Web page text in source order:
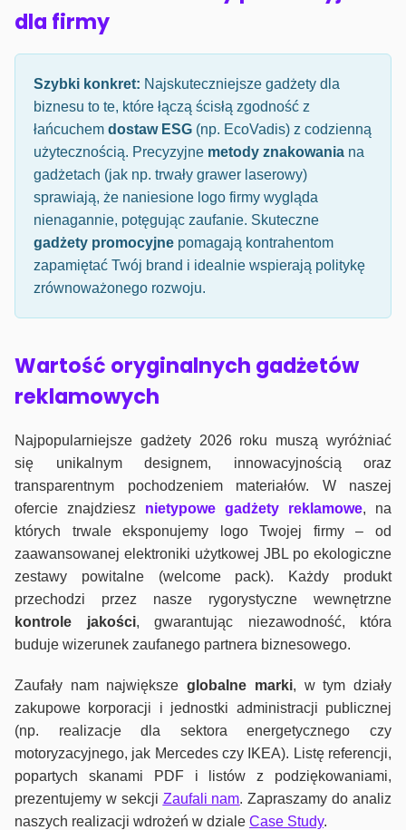
dla firmy
Szybki konkret: Najskuteczniejsze gadżety dla
biznesu to te, które łączą ścisłą zgodność z
łańcuchem dostaw ESG (np. EcoVadis) z codzienną
użytecznością. Precyzyjne metody znakowania na
gadżetach (jak np. trwały grawer laserowy)
sprawiają, że naniesione logo firmy wygląda
nienagannie, potęgując zaufanie. Skuteczne
gadżety promocyjne pomagają kontrahentom
zapamiętać Twój brand i idealnie wspierają politykę
zrównoważonego rozwoju.
Wartość oryginalnych gadżetów
reklamowych
Najpopularniejsze gadżety 2026 roku muszą wyróżniać
się unikalnym designem, innowacyjnością oraz
transparentnym pochodzeniem materiałów. W naszej
ofercie znajdziesz nietypowe gadżety reklamowe, na
których trwale eksponujemy logo Twojej firmy – od
zaawansowanej elektroniki użytkowej JBL po ekologiczne
zestawy powitalne (welcome pack). Każdy produkt
przechodzi przez nasze rygorystyczne wewnętrzne
kontrole jakości, gwarantując niezawodność, która
buduje wizerunek zaufanego partnera biznesowego.
Zaufały nam największeglobalne marki, w tym działy
zakupowe korporacji i jednostki administracji publicznej
(np. realizacje dla sektora energetycznego czy
motoryzacyjnego, jak Mercedes czy IKEA). Listę referencji,
popartych skanami PDF i listów z podziękowaniami,
prezentujemy w sekcji Zaufali nam. Zapraszamy do analiz
naszych realizacji wdrożeń w dziale Case Study.